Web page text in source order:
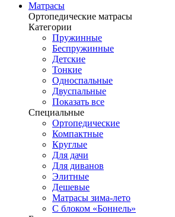
Матрасы
Ортопедические матрасы
Категории
Пружинные
Беспружинные
Детские
Тонкие
Односпальные
Двуспальные
Показать все
Специальные
Ортопедические
Компактные
Круглые
Для дачи
Для диванов
Элитные
Дешевые
Матрасы зима-лето
С блоком «Боннель»